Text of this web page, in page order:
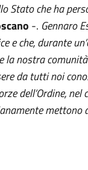
Stato che ha
-. Gennaro
e che, durante
la nostra
da tutti noi
dell’Ordine, nel
mettono